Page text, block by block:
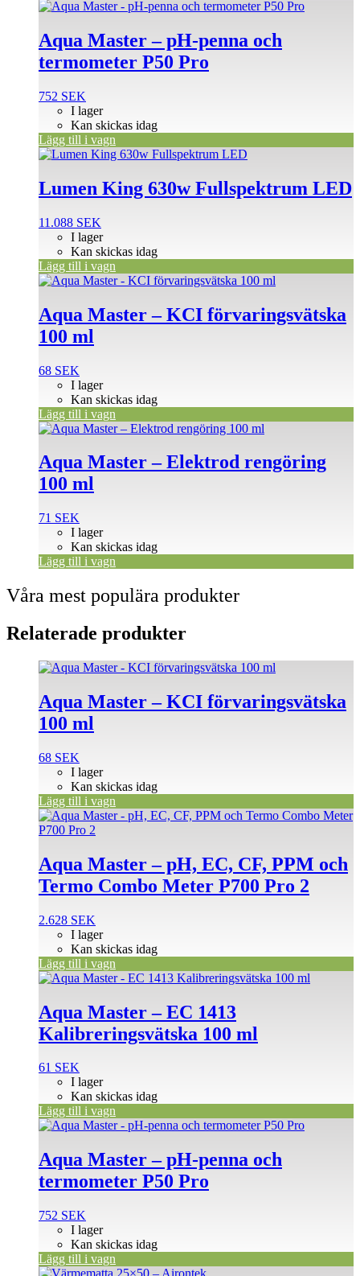
Aqua Master – pH-penna och
termometer P50 Pro
752 SEK
I lager
Kan skickas idag
Lägg till i vagn
Lumen King 630w Fullspektrum LED
11.088 SEK
I lager
Kan skickas idag
Lägg till i vagn
Aqua Master – KCI förvaringsvätska
100 ml
68 SEK
I lager
Kan skickas idag
Lägg till i vagn
Aqua Master – Elektrod rengöring
100 ml
71 SEK
I lager
Kan skickas idag
Lägg till i vagn
Våra mest populära produkter
Relaterade produkter
Aqua Master – KCI förvaringsvätska
100 ml
68 SEK
I lager
Kan skickas idag
Lägg till i vagn
Aqua Master – pH, EC, CF, PPM och
Termo Combo Meter P700 Pro 2
2.628 SEK
I lager
Kan skickas idag
Lägg till i vagn
Aqua Master – EC 1413
Kalibreringsvätska 100 ml
61 SEK
I lager
Kan skickas idag
Lägg till i vagn
Aqua Master – pH-penna och
termometer P50 Pro
752 SEK
I lager
Kan skickas idag
Lägg till i vagn